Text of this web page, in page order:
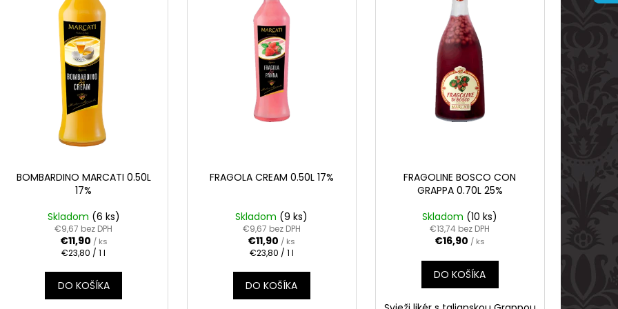
BOMBARDINO MARCATI 0.50L
17%
Skladom (6 ks)
€9,67 bez DPH
€11,90 / ks
Jednotková
€23,80 / 1 l
DO KOŠÍKA
FRAGOLA CREAM 0.50L 17%
Skladom (9 ks)
€9,67 bez DPH
€11,90 / ks
Jednotková
€23,80 / 1 l
DO KOŠÍKA
FRAGOLINE BOSCO CON
GRAPPA 0.70L 25%
Skladom (10 ks)
€13,74 bez DPH
€16,90 / ks
DO KOŠÍKA
REBELLION SPICED RUM 0.70L 37.5%
APPLE BRANDY QARVANI 0.70L 40%
€6,60